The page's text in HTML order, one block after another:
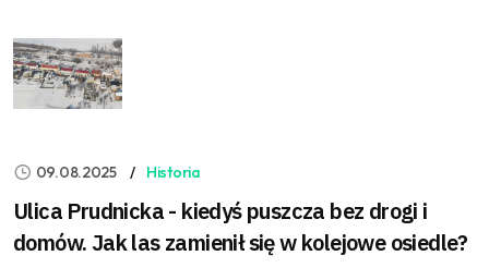
09.08.2025 Historia
Ulica Prudnicka - kiedyś puszcza bez drogi i
domów. Jak las zamienił się w kolejowe osiedle?